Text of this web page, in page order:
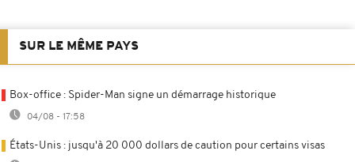
SUR LE MÊME PAYS
Box-office : Spider-Man signe un démarrage historique
04/08 - 17:58
États-Unis : jusqu'à 20 000 dollars de caution pour certains visas